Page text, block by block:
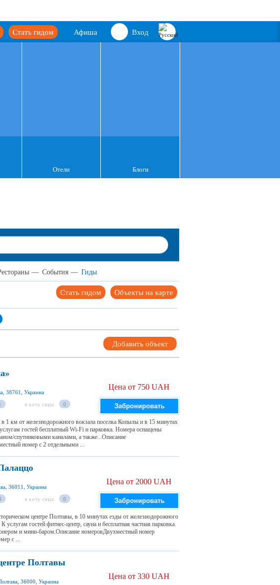
Вход
Афиша
Стать гидом
Отели Блоги
— События — Гиды
Объекты на карте
Стать гидом
Добавить объект
38761, Украина
я хочу сюда 0
Цена от 750 UAH
Забронировать
1 км от железнодорожного вокзала поселка Копылы и в 15 минутах
гостей бесплатный Wi-Fi и парковка. Номера оснащены
спутниковыми каналами, а также...Описание
номер с 2 отдельными ...
36011, Украина
я хочу сюда 0
Цена от 2000 UAH
Забронировать
центре Полтавы, в 10 минутах езды от железнодорожного
услугам гостей фитнес-центр, сауна и бесплатная частная парковка.
и мини-баром.Описание номеровДвухместный номер
с ...
Полтавы
36000, Украина
Цена от 330 UAH